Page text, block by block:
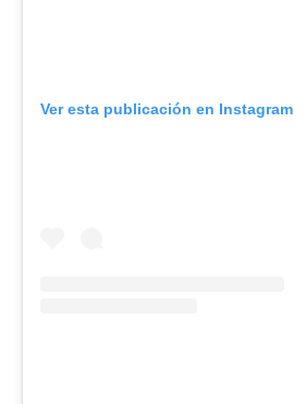
Ver esta publicación en Instagram